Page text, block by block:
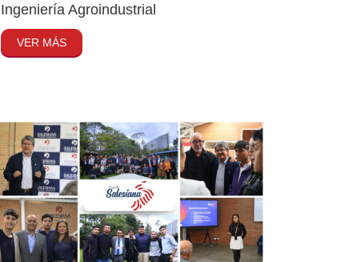
Ingeniería Agroindustrial
VER MÁS